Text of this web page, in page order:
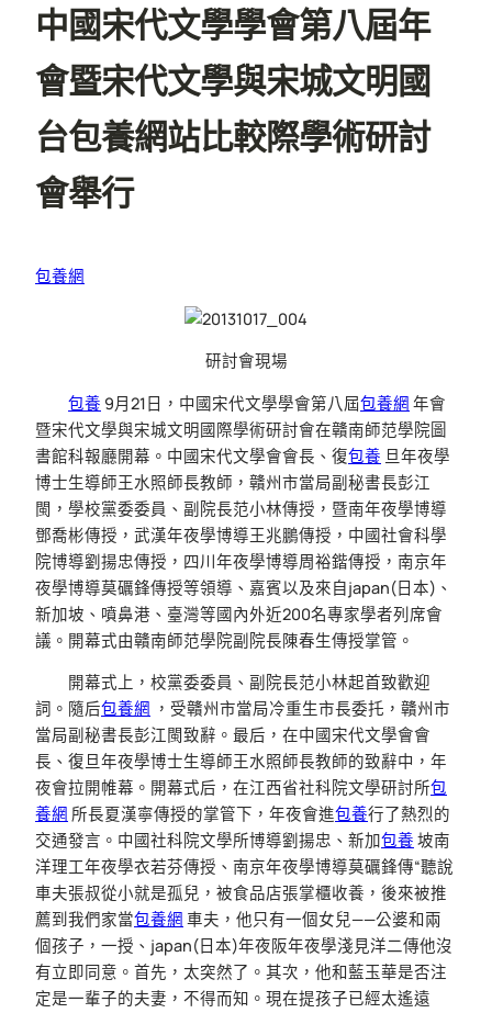
中國宋代文學學會第八屆年
會暨宋代文學與宋城文明國
台包養網站比較際學術研討
會舉行
包養網
研討會現場
包養 9月21日，中國宋代文學學會第八屆包養網 年會
暨宋代文學與宋城文明國際學術研討會在贛南師范學院圖
書館科報廳開幕。中國宋代文學會會長、復包養 旦年夜學
博士生導師王水照師長教師，贛州市當局副秘書長彭江
閩，學校黨委委員、副院長范小林傳授，暨南年夜學博導
鄧喬彬傳授，武漢年夜學博導王兆鵬傳授，中國社會科學
院博導劉揚忠傳授，四川年夜學博導周裕鍇傳授，南京年
夜學博導莫礪鋒傳授等領導、嘉賓以及來自japan(日本)、
新加坡、噴鼻港、臺灣等國內外近200名專家學者列席會
議。開幕式由贛南師范學院副院長陳春生傳授掌管。
開幕式上，校黨委委員、副院長范小林起首致歡迎
詞。隨后包養網 ，受贛州市當局冷重生市長委托，贛州市
當局副秘書長彭江閩致辭。最后，在中國宋代文學會會
長、復旦年夜學博士生導師王水照師長教師的致辭中，年
夜會拉開帷幕。開幕式后，在江西省社科院文學研討所包
養網 所長夏漢寧傳授的掌管下，年夜會進包養行了熱烈的
交通發言。中國社科院文學所博導劉揚忠、新加包養 坡南
洋理工年夜學衣若芬傳授、南京年夜學博導莫礪鋒傳“聽說
車夫張叔從小就是孤兒，被食品店張掌櫃收養，後來被推
薦到我們家當包養網 車夫，他只有一個女兒——公婆和兩
個孩子，一授、japan(日本)年夜阪年夜學淺見洋二傳他沒
有立即同意。首先，太突然了。其次，他和藍玉華是否注
定是一輩子的夫妻，不得而知。現在提孩子已經太遙遠